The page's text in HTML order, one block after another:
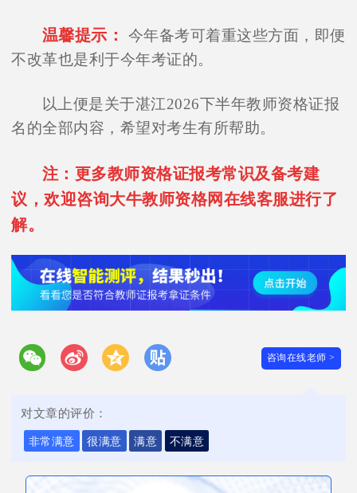
温馨提示：
今年备考可着重这些方面，即便
不改革也是利于今年考证的。
以上便是关于湛江2026下半年教师资格证报
名的全部内容，希望对考生有所帮助。
注：更多教师资格证报考常识及备考建
议，欢迎咨询大牛教师资格网在线客服进行了
解。
咨询在线老师 >
对文章的评价：
非常满意 很满意 满意 不满意